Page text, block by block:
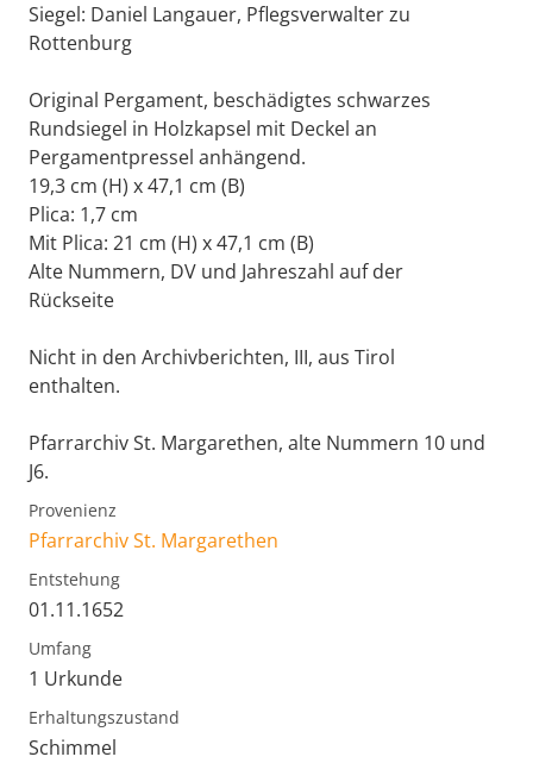
Siegel: Daniel Langauer, Pflegsverwalter zu
Rottenburg
Original Pergament, beschädigtes schwarzes
Rundsiegel in Holzkapsel mit Deckel an
Pergamentpressel anhängend.
19,3 cm (H) x 47,1 cm (B)
Plica: 1,7 cm
Mit Plica: 21 cm (H) x 47,1 cm (B)
Alte Nummern, DV und Jahreszahl auf der
Rückseite
Nicht in den Archivberichten, III, aus Tirol
enthalten.
Pfarrarchiv St. Margarethen, alte Nummern 10 und
J6.
Provenienz
Pfarrarchiv St. Margarethen
Entstehung
01.11.1652
Umfang
1 Urkunde
Erhaltungszustand
Schimmel